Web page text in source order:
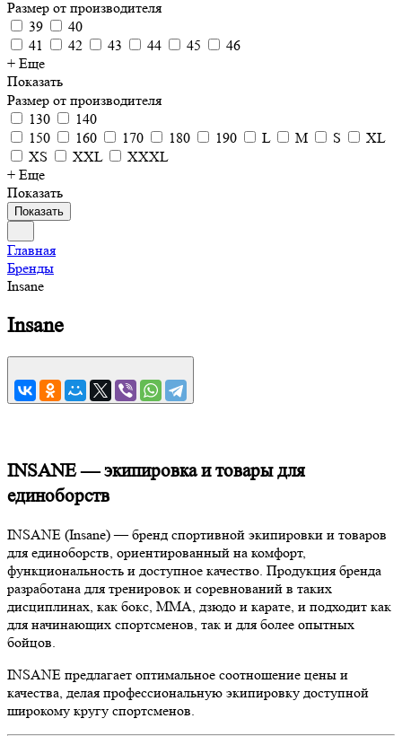
Размер от производителя
39
40
41
42 43 44 45
46
+ Еще
Показать
Размер от производителя
130
140
150
160 170 180 190 L M S
XL
XS
XXL
XXXL
+ Еще
Показать
Показать
Главная
Бренды
Insane
Insane
INSANE — экипировка и товары для
единоборств
INSANE (Insane) — бренд спортивной экипировки и товаров
для единоборств, ориентированный на комфорт,
функциональность и доступное качество. Продукция бренда
разработана для тренировок и соревнований в таких
дисциплинах, как бокс, ММА, дзюдо и карате, и подходит как
для начинающих спортсменов, так и для более опытных
бойцов.
INSANE предлагает оптимальное соотношение цены и
качества, делая профессиональную экипировку доступной
широкому кругу спортсменов.